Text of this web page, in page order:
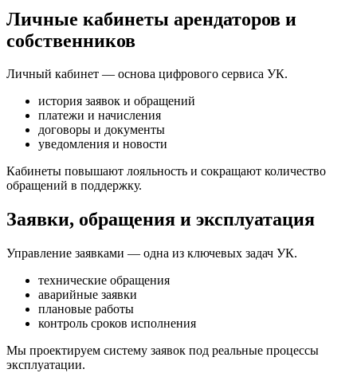
Личные кабинеты арендаторов и
собственников
Личный кабинет — основа цифрового сервиса УК.
история заявок и обращений
платежи и начисления
договоры и документы
уведомления и новости
Кабинеты повышают лояльность и сокращают количество
обращений в поддержку.
Заявки, обращения и эксплуатация
Управление заявками — одна из ключевых задач УК.
технические обращения
аварийные заявки
плановые работы
контроль сроков исполнения
Мы проектируем систему заявок под реальные процессы
эксплуатации.